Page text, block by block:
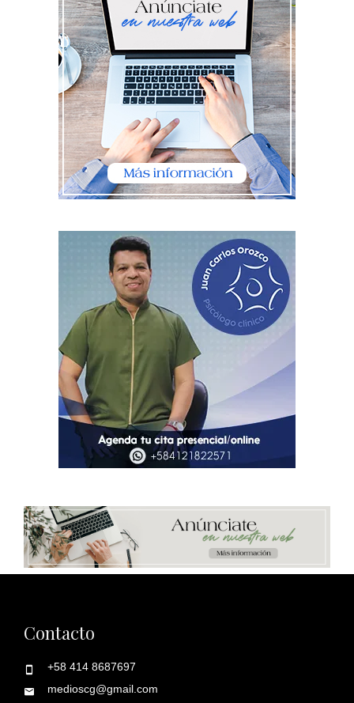
Contacto
+58 414 8687697
medioscg@gmail.com